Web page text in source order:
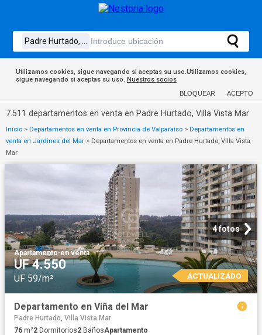
Utilizamos cookies, sigue navegando si aceptas su uso.Utilizamos cookies,
sigue navegando si aceptas su uso. Nuestros socios
BLOQUEAR ACEPTO
7.511 departamentos en venta en Padre Hurtado, Villa Vista Mar
Inicio > Departamentos en venta en Provincia de Valparaíso > Departamentos en
venta en Jardines del Mar > Departamentos en venta en Padre Hurtado, Villa Vista
Mar
4 fotos
Apartamento·en venta
UF 4.550
UF 59/m² ACTUALIZADO
Departamento en Viña del Mar
Padre Hurtado, Villa Vista Mar
76 m²2 Dormitorios2 BañosApartamento